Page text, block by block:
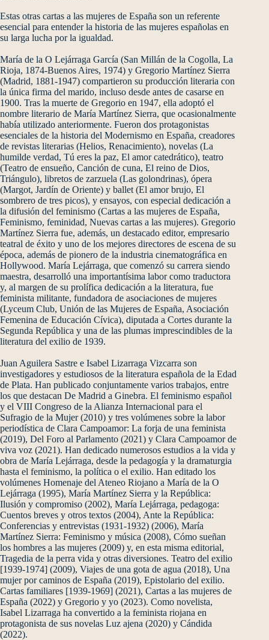
Estas otras cartas a las mujeres de España son un referente
esencial para entender la historia de las mujeres españolas en
su larga lucha por la igualdad.
María de la O Lejárraga García (San Millán de la Cogolla, La
Rioja, 1874-Buenos Aires, 1974) y Gregorio Martínez Sierra
(Madrid, 1881-1947) compartieron su producción literaria con
la única firma del marido, incluso desde antes de casarse en
1900. Tras la muerte de Gregorio en 1947, ella adoptó el
nombre literario de María Martínez Sierra, que ocasionalmente
había utilizado anteriormente. Fueron dos protagonistas
esenciales de la historia del Modernismo en España, creadores
de revistas literarias (Helios, Renacimiento), novelas (La
humilde verdad, Tú eres la paz, El amor catedrático), teatro
(Teatro de ensueño, Canción de cuna, El reino de Dios,
Triángulo), libretos de zarzuela (Las golondrinas), ópera
(Margot, Jardín de Oriente) y ballet (El amor brujo, El
sombrero de tres picos), y ensayos, con especial dedicación a
la difusión del feminismo (Cartas a las mujeres de España,
Feminismo, feminidad, Nuevas cartas a las mujeres). Gregorio
Martínez Sierra fue, además, un destacado editor, empresario
teatral de éxito y uno de los mejores directores de escena de su
época, además de pionero de la industria cinematográfica en
Hollywood. María Lejárraga, que comenzó su carrera siendo
maestra, desarrolló una importantísima labor como traductora
y, al margen de su prolífica dedicación a la literatura, fue
feminista militante, fundadora de asociaciones de mujeres
(Lyceum Club, Unión de las Mujeres de España, Asociación
Femenina de Educación Cívica), diputada a Cortes durante la
Segunda República y una de las plumas imprescindibles de la
literatura del exilio de 1939.
Juan Aguilera Sastre e Isabel Lizarraga Vizcarra son
investigadores y estudiosos de la literatura española de la Edad
de Plata. Han publicado conjuntamente varios trabajos, entre
los que destacan De Madrid a Ginebra. El feminismo español
y el VIII Congreso de la Alianza Internacional para el
Sufragio de la Mujer (2010) y tres volúmenes sobre la labor
periodística de Clara Campoamor: La forja de una feminista
(2019), Del Foro al Parlamento (2021) y Clara Campoamor de
viva voz (2021). Han dedicado numerosos estudios a la vida y
obra de María Lejárraga, desde la pedagogía y la dramaturgia
hasta el feminismo, la política o el exilio. Han editado los
volúmenes Homenaje del Ateneo Riojano a María de la O
Lejárraga (1995), María Martínez Sierra y la República:
Ilusión y compromiso (2002), María Lejárraga, pedagoga:
Cuentos breves y otros textos (2004), Ante la República:
Conferencias y entrevistas (1931-1932) (2006), María
Martínez Sierra: Feminismo y música (2008), Cómo sueñan
los hombres a las mujeres (2009) y, en esta misma editorial,
Tragedia de la perra vida y otras diversiones. Teatro del exilio
[1939-1974] (2009), Viajes de una gota de agua (2018), Una
mujer por caminos de España (2019), Epistolario del exilio.
Cartas familiares [1939-1969] (2021), Cartas a las mujeres de
España (2022) y Gregorio y yo (2023). Como novelista,
Isabel Lizarraga ha convertido a la feminista riojana en
protagonista de sus novelas Luz ajena (2020) y Cándida
(2022).